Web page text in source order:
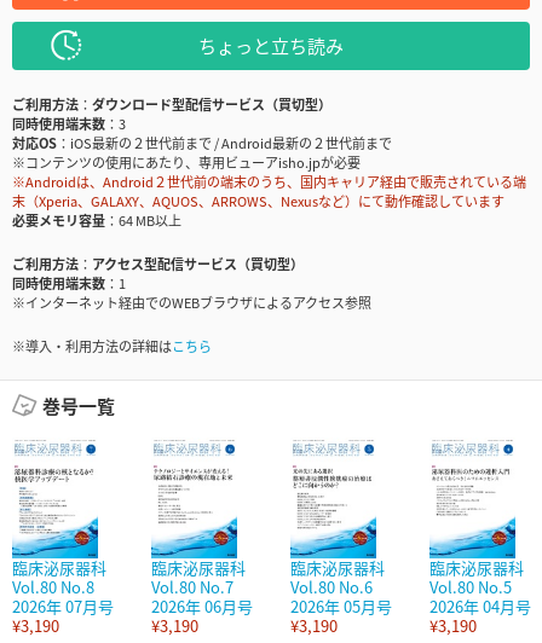
ちょっと立ち読み
ご利用方法
ダウンロード型配信サービス（買切型）
同時使用端末数
3
対応OS
iOS最新の２世代前まで / Android最新の２世代前まで
※コンテンツの使用にあたり、専用ビューアisho.jpが必要
※Androidは、Android２世代前の端末のうち、国内キャリア経由で販売されている端
末（Xperia、GALAXY、AQUOS、ARROWS、Nexusなど）にて動作確認しています
必要メモリ容量
64 MB以上
ご利用方法
アクセス型配信サービス（買切型）
同時使用端末数
1
※インターネット経由でのWEBブラウザによるアクセス参照
※導入・利用方法の詳細はこちら
巻号一覧
臨床泌尿器科
Vol.80 No.8
2026年 07月号
¥3,190
臨床泌尿器科
Vol.80 No.7
2026年 06月号
¥3,190
臨床泌尿器科
Vol.80 No.6
2026年 05月号
¥3,190
臨床泌尿器科
Vol.80 No.5
2026年 04月号
¥3,190